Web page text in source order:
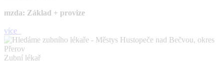
mzda: Základ + provize
více
Zubní lékař